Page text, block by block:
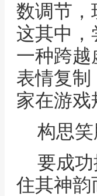
数调节，
这其中，
一种跨
表情复
家在游
构思
要成
住其神韵